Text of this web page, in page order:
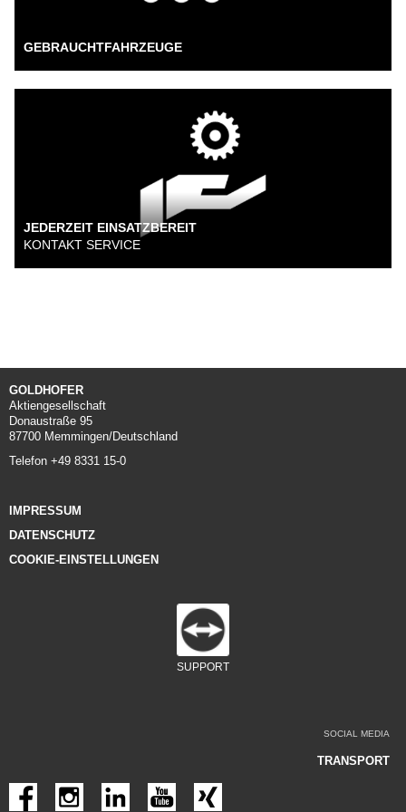
GEBRAUCHTFAHRZEUGE
JEDERZEIT EINSATZBEREIT
KONTAKT SERVICE
GOLDHOFER
Aktiengesellschaft
Donaustraße 95
87700 Memmingen/Deutschland
Telefon +49 8331 15-0
IMPRESSUM
DATENSCHUTZ
COOKIE-EINSTELLUNGEN
SUPPORT
SOCIAL MEDIA
TRANSPORT